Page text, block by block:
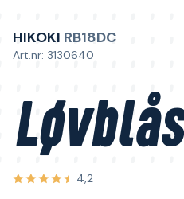
HIKOKI RB18DC
Art.nr: 3130640
4,2